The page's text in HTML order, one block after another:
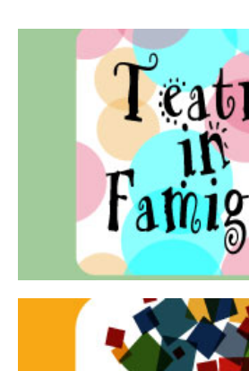
Teatro in
Teatro In Famiglia è una rassegna
per far condividere e godere del
famiglia.
Continua